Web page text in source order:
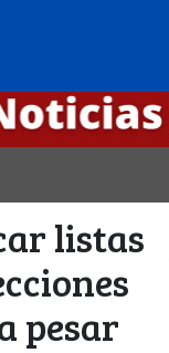
listas
pesar